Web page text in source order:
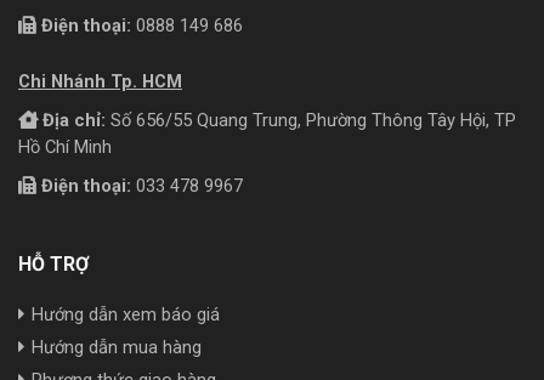
Điện thoại: 0888 149 686
Chi Nhánh Tp. HCM
Địa chỉ: Số 656/55 Quang Trung, Phường Thông Tây Hội, TP
Hồ Chí Minh
Điện thoại: 033 478 9967
HỖ TRỢ
Hướng dẫn xem báo giá
Hướng dẫn mua hàng